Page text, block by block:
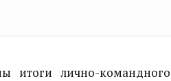
лично-командного